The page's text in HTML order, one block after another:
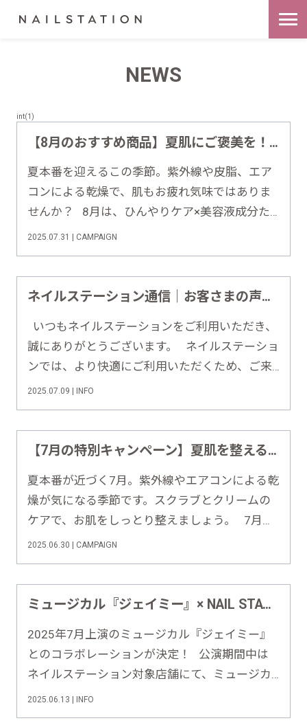
NEWS
int(1)
【8月のおすすめ商品】夏肌にご褒美を！ひんやり新感覚ケア「クールスムースコットンセラム」登場
夏本番を迎えるこの季節。紫外線や皮脂、エア
コンによる乾燥で、肌もお疲れ気味ではありま
せんか？ 8月は、ひんやりケア×美容液成分た
っぷりの新感覚アイテム「クールスムースコッ
2025.07.31 | CAMPAIGN
ネイルステーション通信｜お客さまの声をもとにした改善への取り組み【2025年6月号】
いつもネイルステーションをご利用いただき、
誠にありがとうございます。 ネイルステーショ
ンでは、より快適にご利用いただくため、ご来
店後のアンケートでいただいたお声をもとに、
2025.07.09 | INFO
【7月の特別キャンペーン】夏肌を整える SWATi MARBLe スクラブ＆トリートメント変更キャンペーン
夏本番が近づく7月。紫外線やエアコンによる乾
燥が気になる季節です。スクラブとクリームの
ケアで、お肌をしっとり整えましょう。 7月も
引き続き、SWATi MARBLeのスクラブ＆トリー
2025.06.30 | CAMPAIGN
ミュージカル『ジェイミー』× NAIL STATION コラボレーションが決定【オリジナルコラボネイルを実施！】
2025年7月上演のミュージカル『ジェイミー』
とのコラボレーションが決定！ 公演期間中は
ネイルステーション対象店舗にて、ミュージカ
ル『ジェイミー』オリジナルコラボネイルをご
2025.06.13 | INFO